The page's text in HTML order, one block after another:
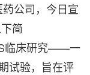
公司，今日宣
简
临床研究——一
试验，旨在评